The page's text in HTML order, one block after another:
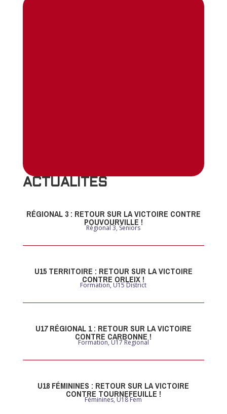
ACTUALITES
RÉGIONAL 3 : RETOUR SUR LA VICTOIRE CONTRE
POUVOURVILLE !
Régional 3,Seniors
U15 TERRITOIRE : RETOUR SUR LA VICTOIRE
CONTRE ORLEIX !
Formation,U15 District
U17 RÉGIONAL 1 : RETOUR SUR LA VICTOIRE
CONTRE CARBONNE !
Formation,U17 Regional
U18 FÉMININES : RETOUR SUR LA VICTOIRE
CONTRE TOURNEFEUILLE !
Féminines,U18 Fem